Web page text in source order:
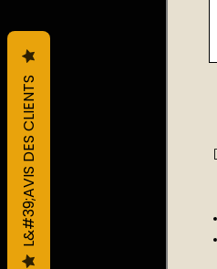
L&#39;AVIS DES CLIENTS